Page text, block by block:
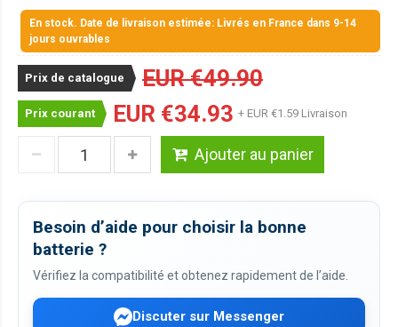
En stock. Date de livraison estimée: Livrés en France dans 9-14
jours ouvrables
Prix de catalogue EUR €49.90
Prix courant EUR €34.93 + EUR €1.59 Livraison
Ajouter au panier
Besoin d’aide pour choisir la bonne
batterie ?
Vérifiez la compatibilité et obtenez rapidement de l’aide.
Discuter sur Messenger